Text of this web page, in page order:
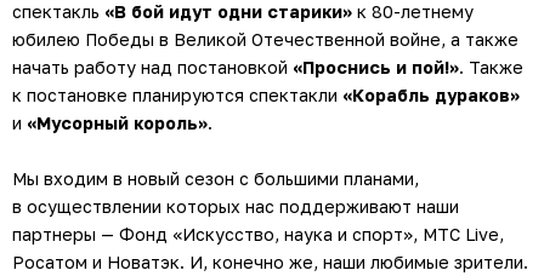
спектакль «В бой идут одни старики» к 80-летнему
юбилею Победы в Великой Отечественной войне, а также
начать работу над постановкой «Проснись и пой!». Также
к постановке планируются спектакли «Корабль дураков»
и «Мусорный король».
Мы входим в новый сезон с большими планами,
в осуществлении которых нас поддерживают наши
партнеры — Фонд «Искусство, наука и спорт», МТС Live,
Росатом и Новатэк. И, конечно же, наши любимые зрители.